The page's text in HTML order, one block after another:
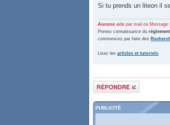
Si tu prends un liteon il
Aucune aide par mail ou Message
Prenez connaissance du règlement
commencez par faire des
Lisez les articles et tutoriels
Répondre
PUBLICITÉ